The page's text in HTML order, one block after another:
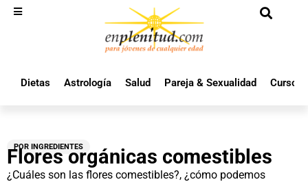
Dietas Astrología Salud Pareja & Sexualidad Cursos
POR INGREDIENTES
Flores orgánicas comestibles
¿Cuáles son las flores comestibles?, ¿cómo podemos